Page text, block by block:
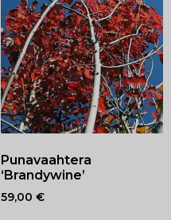
Punavaahtera
‘Brandywine’
59,00 €